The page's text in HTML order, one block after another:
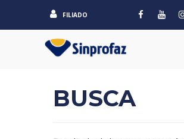
FILIADO
BUSCA